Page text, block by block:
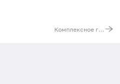
Комплексное гистологическое и иммуногистохимическое исследование с определением пролиферативной активности по экспрессии Ki-67, а также риска прогрессирования дисплазии и развития рака шейки матки по экспрессии p16INK4a